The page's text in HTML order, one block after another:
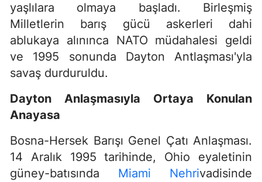
yaşlılara olmaya başladı. Birleşmiş
Milletlerin barış gücü askerleri dahi
ablukaya alınınca NATO müdahalesi geldi
ve 1995 sonunda Dayton Antlaşması'yla
savaş durduruldu.
Dayton Anlaşmasıyla Ortaya Konulan
Anayasa
Bosna-Hersek Barışı Genel Çatı Anlaşması.
14 Aralık 1995 tarihinde, Ohio eyaletinin
güney-batısında Miami Nehrivadisinde